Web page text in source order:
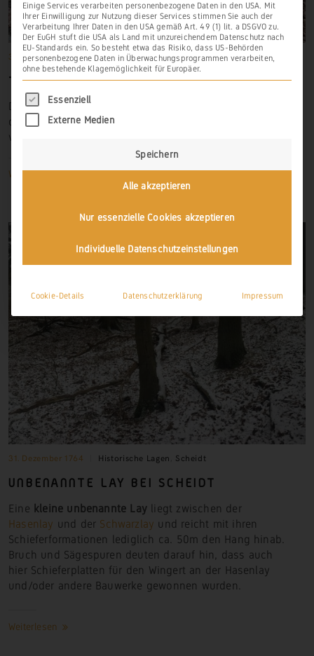
31. Dezember 1764 Historische Lagen,Scheidt
TORNLAY
DieTornlaybei Scheidt ist zwischen der
dem
Burgberggelegen, an der nur wenige Fragmente
von Stützmauern früheren Weinbau belegen.
Weiterlesen
31. Dezember 1764 Historische Lagen Scheidt
UNBENANNTE LAY BEI SCHEIDT
Eine kleine unbenannte Lay liegt zwischen der
Hasenlay und der Schwarzlay und reicht mit ihren
Schieferformationen lediglich ca. 50m den Hang hinab.
Bruch und Sägespuren deuten darauf hin, dass auch
hier Schieferplatten für den Wingert an der Hasenlay
und/oder andere Bauwerke gewonnen wurden.
Weiterlesen
Einige Services verarbeiten personenbezogene Daten in den USA. Mit
Ihrer Einwilligung zur Nutzung dieser Services stimmen Sie auch der
Verarbeitung Ihrer Daten in den USA gemäß Art. 49 (1) lit. a DSGVO zu.
Der EuGH stuft die USA als Land mit unzureichendem Datenschutz nach
EU-Standards ein. So besteht etwa das Risiko, dass US-Behörden
personenbezogene Daten in Überwachungsprogrammen verarbeiten,
ohne bestehende Klagemöglichkeit für Europäer.
Es folgt eine Liste der Service-Gruppen, für
Essenziell
Externe Medien
Speichern
Alle akzeptieren
Nur essenzielle Cookies akzeptieren
Individuelle Datenschutzeinstellungen
Cookie-Details Datenschutzerklärung Impressum